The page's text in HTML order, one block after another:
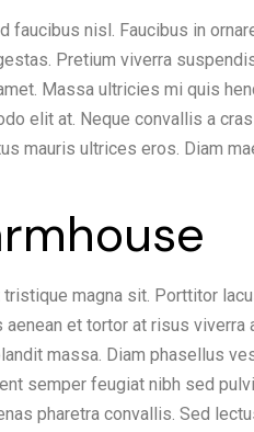
nisl. Faucibus in
Pretium viverra
Massa ultricies mi quis
elit at. Neque convallis a
mauris ultrices eros. Diam
magna sit. Porttitor
et tortor at risus viverra
massa. Diam phasellus
semper feugiat nibh sed
pharetra convallis. Sed